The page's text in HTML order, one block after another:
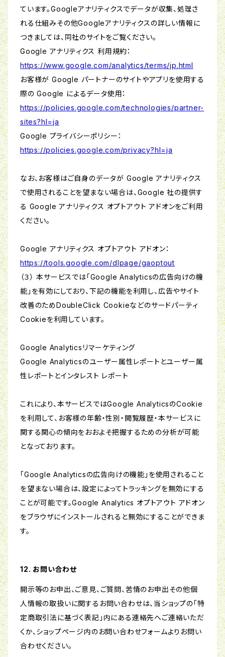
ています。Googleアナリティクスでデータが収集、処理さ
れる仕組みその他Googleアナリティクスの詳しい情報に
つきましては、同社のサイトをご覧ください。
Google アナリティクス 利用規約：
https://www.google.com/analytics/terms/jp.html
お客様が Google パートナーのサイトやアプリを使用する
際の Google によるデータ使用：
https://policies.google.com/technologies/partner-
sites?hl=ja
Google プライバシーポリシー：
https://policies.google.com/privacy?hl=ja
なお、お客様はご自身のデータが Google アナリティクス
で使用されることを望まない場合は、Google 社の提供す
る Google アナリティクス オプトアウト アドオンをご利用
ください。
Google アナリティクス オプトアウト アドオン：
https://tools.google.com/dlpage/gaoptout
（３） 本サービスでは「Google Analyticsの広告向けの機
能」を有効にしており、下記の機能を利用し、広告やサイト
改善のためDoubleClick Cookieなどのサードパーティ
Cookieを利用しています。
Google Analyticsリマーケティング
Google Analyticsのユーザー属性レポートとユーザー属
性レポートとインタレスト レポート
これにより、本サービスではGoogle AnalyticsのCookie
を利用して、お客様の年齢・性別・閲覧履歴・本サービスに
関する関心の傾向をおおよそ把握するための分析が可能
となっております。
「Google Analyticsの広告向けの機能」を使用されること
を望まない場合は、設定によってトラッキングを無効にする
ことが可能です。Google Analytics オプトアウト アドオン
をブラウザにインストールされると無効にすることができま
す。
12. お問い合わせ
開示等のお申出、ご意見、ご質問、苦情のお申出その他個
人情報の取扱いに関するお問い合わせは、当ショップの「特
定商取引法に基づく表記」内にある連絡先へご連絡いただ
くか、ショップページ内のお問い合わせフォームよりお問い
合わせください。